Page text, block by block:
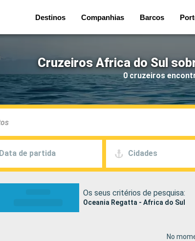
Destinos Companhias Barcos
Cruzeiros Africa do Sul
0 cruzeiros
Data de partida Cidades
Os seus critérios de pesquisa:
Oceania Regatta - Africa do Sul
No